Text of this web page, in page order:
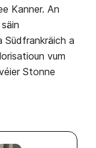
Kanner. An
Südfrankräich a
vum
Stonne